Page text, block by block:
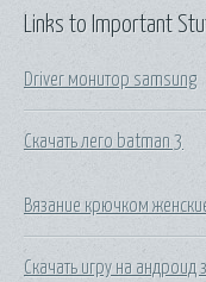
Links to Important
Driver монитор samsung
Скачать лего batman 3
Вязание крючком
Скачать игру на